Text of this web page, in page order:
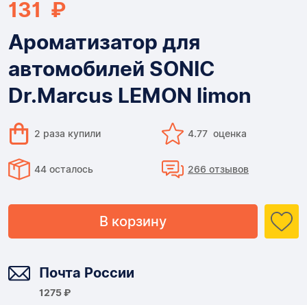
131 ₽
Ароматизатор для
автомобилей SONIC
Dr.Marcus LEMON limon
2 раза купили 4.77 оценка
44 осталось 266 отзывов
В корзину
Почта России
1275 ₽